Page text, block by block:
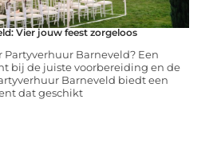
Vier jouw feest zorgeloos
Partyverhuur Barneveld? Een
bij de juiste voorbereiding en de
Barneveld biedt een
dat geschikt